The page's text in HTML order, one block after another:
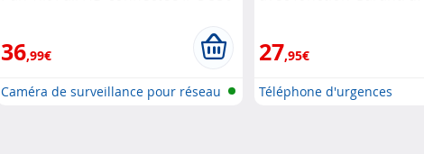
36,99€
Caméra de surveillance pour réseau
27,95€
Téléphone d'urgences